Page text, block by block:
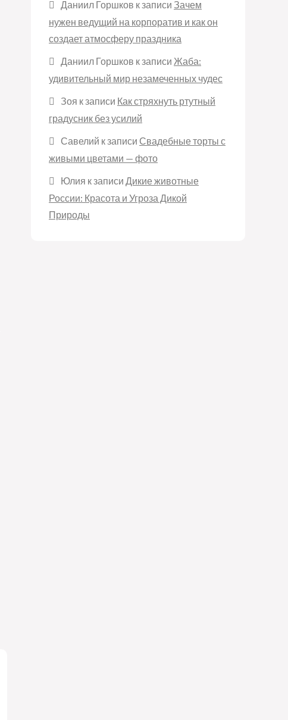
Даниил Горшков к записи Зачем
нужен ведущий на корпоратив и как он
создает атмосферу праздника
Даниил Горшков к записи Жаба:
удивительный мир незамеченных чудес
Зоя к записи Как стряхнуть ртутный
градусник без усилий
Савелий к записи Свадебные торты с
живыми цветами — фото
Юлия к записи Дикие животные
России: Красота и Угроза Дикой
Природы